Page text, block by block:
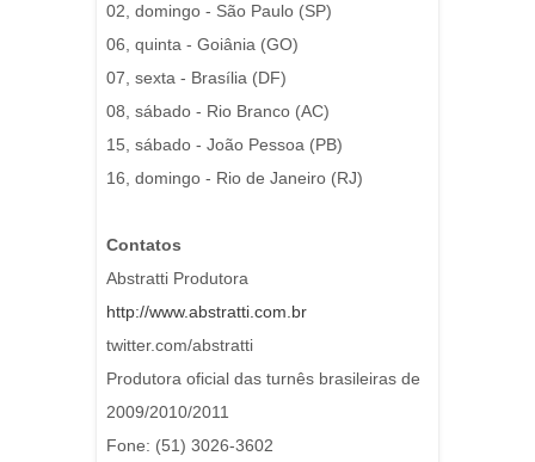
02, domingo - São Paulo (SP)
06, quinta - Goiânia (GO)
07, sexta - Brasília (DF)
08, sábado - Rio Branco (AC)
15, sábado - João Pessoa (PB)
16, domingo - Rio de Janeiro (RJ)
Contatos
Abstratti Produtora
http://www.abstratti.com.br
twitter.com/abstratti
Produtora oficial das turnês brasileiras de
2009/2010/2011
Fone: (51) 3026-3602